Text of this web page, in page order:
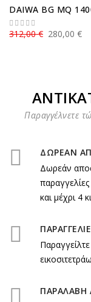
DAIWA BG MQ
280,00 €
312,00 €
Παραγγέλνετε
ΔΩΡΕΑΝ
Δωρεάν
και μέχρι 4